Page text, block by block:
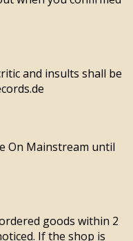
and insults shall be
On Mainstream until
goods within 2
If the shop is